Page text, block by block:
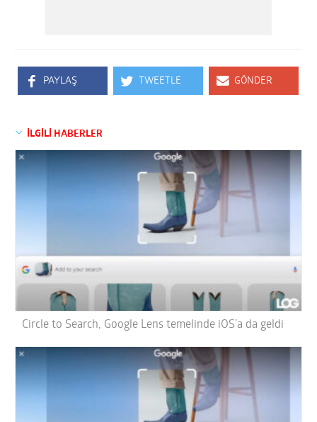
PAYLAŞ TWEETLE GÖNDER
İLGİLİ HABERLER
Circle to Search, Google Lens temelinde iOS’a da geldi